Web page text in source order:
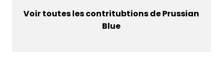
Voir toutes les contritubtions de Prussian
Blue